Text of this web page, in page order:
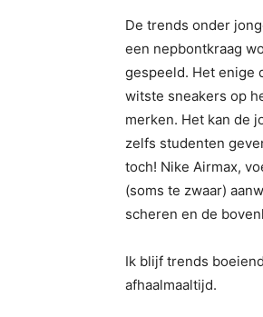
De trends onder
een nepbontkraag
gespeeld. Het enige
witste sneakers op
merken. Het kan de
zelfs studenten
toch! Nike Airmax,
(soms te zwaar)
scheren en de
Ik blijf trends
afhaalmaaltijd.